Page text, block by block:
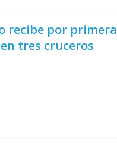
recibe por primera
tres cruceros